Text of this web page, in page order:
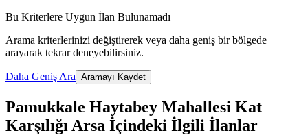
Bu Kriterlere Uygun İlan Bulunamadı
Arama kriterlerinizi değiştirerek veya daha geniş bir bölgede
arayarak tekrar deneyebilirsiniz.
Daha Geniş Ara Aramayı Kaydet
Pamukkale Haytabey Mahallesi Kat
Karşılığı Arsa İçindeki İlgili İlanlar